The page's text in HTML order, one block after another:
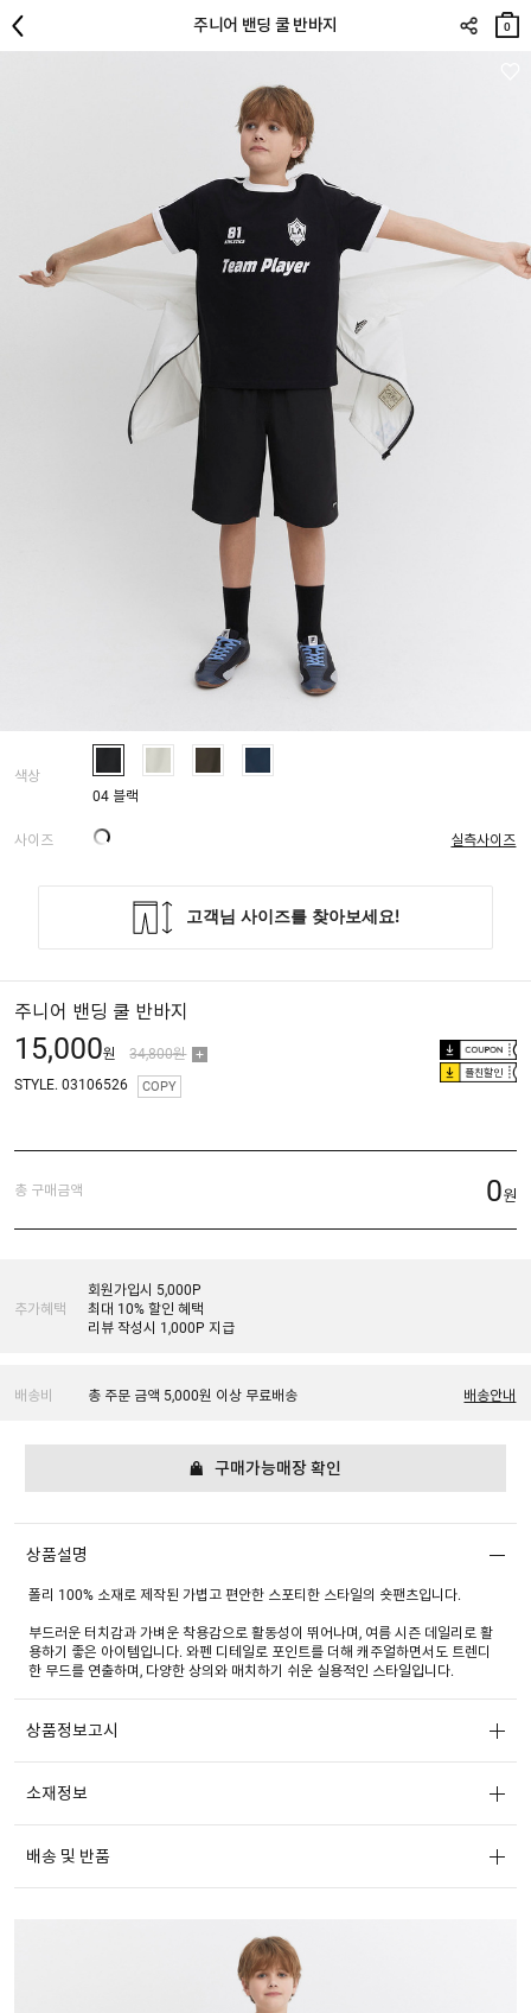
주니어 밴딩 쿨 반바지
장바
구니
0
색상
04 블랙
사이즈 실측사이즈
주니어 밴딩 쿨 반바지
15,000원 34,800원
플친할인
STYLE. 03106526 COPY
총 구매금액 0원
추가혜택
회원가입시 5,000P
최대 10% 할인 혜택
리뷰 작성시 1,000P 지급
배송비 총 주문 금액 5,000원 이상 무료배송 배송안내
구매가능매장 확인
상품설명
폴리 100% 소재로 제작된 가볍고 편안한 스포티한 스타일의 숏팬츠입니다.
부드러운 터치감과 가벼운 착용감으로 활동성이 뛰어나며, 여름 시즌 데일리로 활
용하기 좋은 아이템입니다. 와펜 디테일로 포인트를 더해 캐주얼하면서도 트렌디
한 무드를 연출하며, 다양한 상의와 매치하기 쉬운 실용적인 스타일입니다.
상품정보고시
소재정보
배송 및 반품